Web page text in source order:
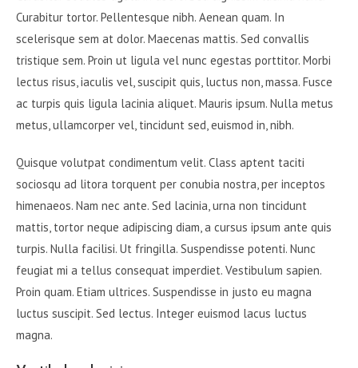
Curabitur tortor. Pellentesque nibh. Aenean quam. In
scelerisque sem at dolor. Maecenas mattis. Sed convallis
tristique sem. Proin ut ligula vel nunc egestas porttitor. Morbi
lectus risus, iaculis vel, suscipit quis, luctus non, massa. Fusce
ac turpis quis ligula lacinia aliquet. Mauris ipsum. Nulla metus
metus, ullamcorper vel, tincidunt sed, euismod in, nibh.
Quisque volutpat condimentum velit. Class aptent taciti
sociosqu ad litora torquent per conubia nostra, per inceptos
himenaeos. Nam nec ante. Sed lacinia, urna non tincidunt
mattis, tortor neque adipiscing diam, a cursus ipsum ante quis
turpis. Nulla facilisi. Ut fringilla. Suspendisse potenti. Nunc
feugiat mi a tellus consequat imperdiet. Vestibulum sapien.
Proin quam. Etiam ultrices. Suspendisse in justo eu magna
luctus suscipit. Sed lectus. Integer euismod lacus luctus
magna.